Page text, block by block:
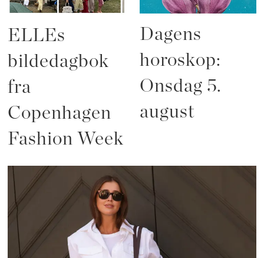
ELLEs
bildedagbok
fra
Copenhagen
Fashion Week
Dagens
horoskop:
Onsdag 5.
august